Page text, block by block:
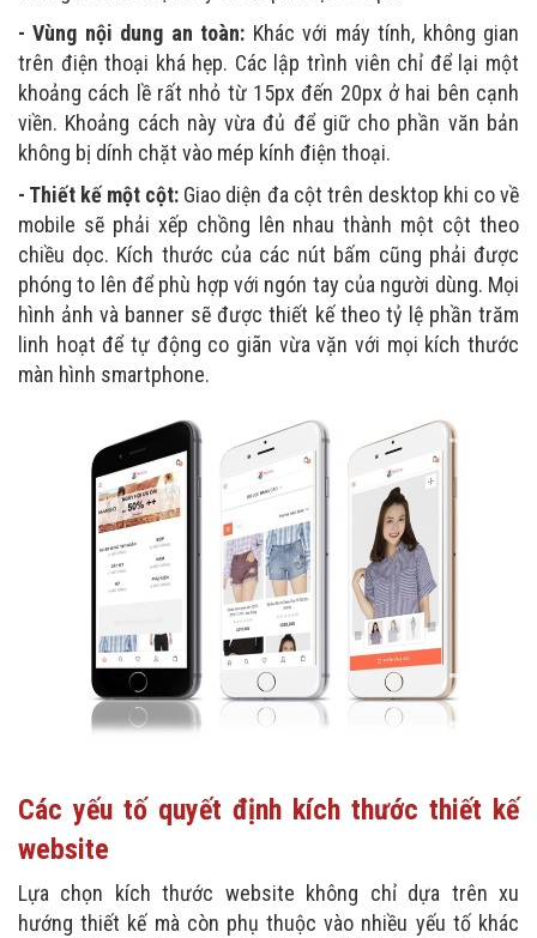
- Vùng nội dung an toàn: Khác với máy tính, không gian
trên điện thoại khá hẹp. Các lập trình viên chỉ để lại một
khoảng cách lề rất nhỏ từ 15px đến 20px ở hai bên cạnh
viền. Khoảng cách này vừa đủ để giữ cho phần văn bản
không bị dính chặt vào mép kính điện thoại.
- Thiết kế một cột: Giao diện đa cột trên desktop khi co về
mobile sẽ phải xếp chồng lên nhau thành một cột theo
chiều dọc. Kích thước của các nút bấm cũng phải được
phóng to lên để phù hợp với ngón tay của người dùng. Mọi
hình ảnh và banner sẽ được thiết kế theo tỷ lệ phần trăm
linh hoạt để tự động co giãn vừa vặn với mọi kích thước
màn hình smartphone.
Các yếu tố quyết định kích thước thiết kế
website
Lựa chọn kích thước website không chỉ dựa trên xu
hướng thiết kế mà còn phụ thuộc vào nhiều yếu tố khác